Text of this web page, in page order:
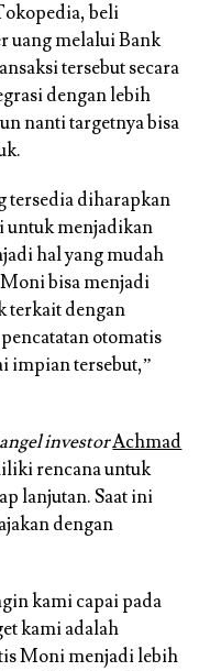
beli
uang melalui Bank
tersebut secara
dengan lebih
nanti targetnya bisa
tersedia diharapkan
untuk menjadikan
hal yang mudah
bisa menjadi
terkait dengan
otomatis
impian tersebut,”
angel investorAchmad
rencana untuk
lanjutan. Saat ini
dengan
kami capai pada
kami adalah
Moni menjadi lebih